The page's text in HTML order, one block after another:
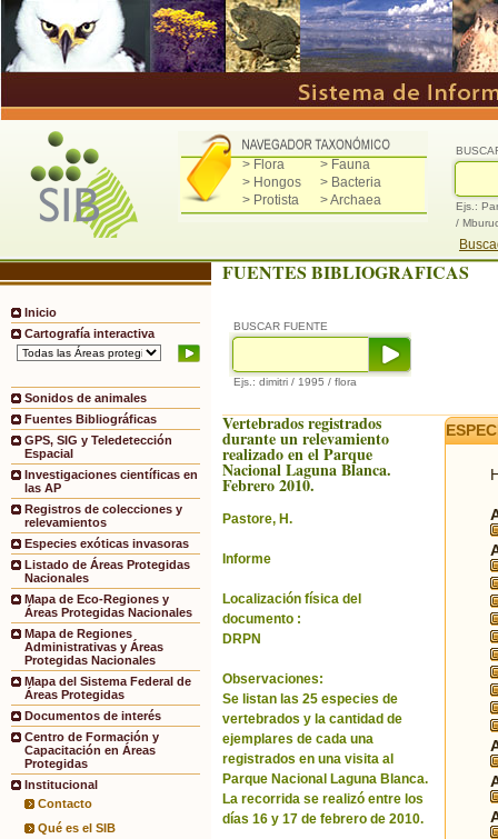
> Flora
> Fauna
> Hongos
> Bacteria
> Protista
> Archaea
Ejs.:
/
Inicio
Cartografía interactiva
Sonidos de animales
Fuentes Bibliográficas
GPS, SIG y Teledetección
Espacial
Investigaciones científicas en
las AP
Registros de colecciones y
relevamientos
Especies exóticas invasoras
Listado de Áreas Protegidas
Nacionales
Mapa de Eco-Regiones y
Áreas Protegidas Nacionales
Mapa de Regiones
Administrativas y Áreas
Protegidas Nacionales
Mapa del Sistema Federal de
Áreas Protegidas
Documentos de interés
Centro de Formación y
Capacitación en Áreas
Protegidas
Institucional
Contacto
Qué es el SIB
FUENTES BIBLIOGRAFICAS
BUSCAR FUENTE
Ejs.: dimitri / 1995 / flora
Vertebrados registrados
durante un relevamiento
realizado en el Parque
Nacional Laguna Blanca.
Febrero 2010.
Pastore, H.
Informe
Localización física del
documento :
DRPN
Observaciones:
Se listan las 25 especies de
vertebrados y la cantidad de
ejemplares de cada una
registrados en una visita al
Parque Nacional Laguna Blanca.
La recorrida se realizó entre los
días 16 y 17 de febrero de 2010.